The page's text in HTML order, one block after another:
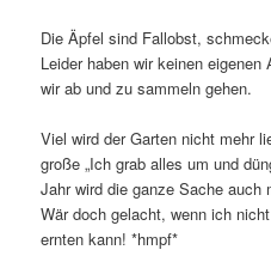
Die Äpfel sind Fallobst,
Leider haben wir keinen
wir ab und zu sammeln gehen.
Viel wird der Garten nicht mehr
große „Ich grab alles um und
Jahr wird die ganze Sache auch
Wär doch gelacht, wenn ich
ernten kann! *hmpf*